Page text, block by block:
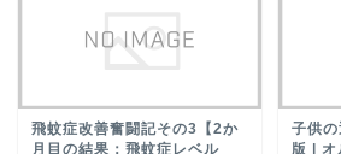
飛蚊症改善奮闘記その3【2か
月目の結果：飛蚊症レベル
子供
版 | オ